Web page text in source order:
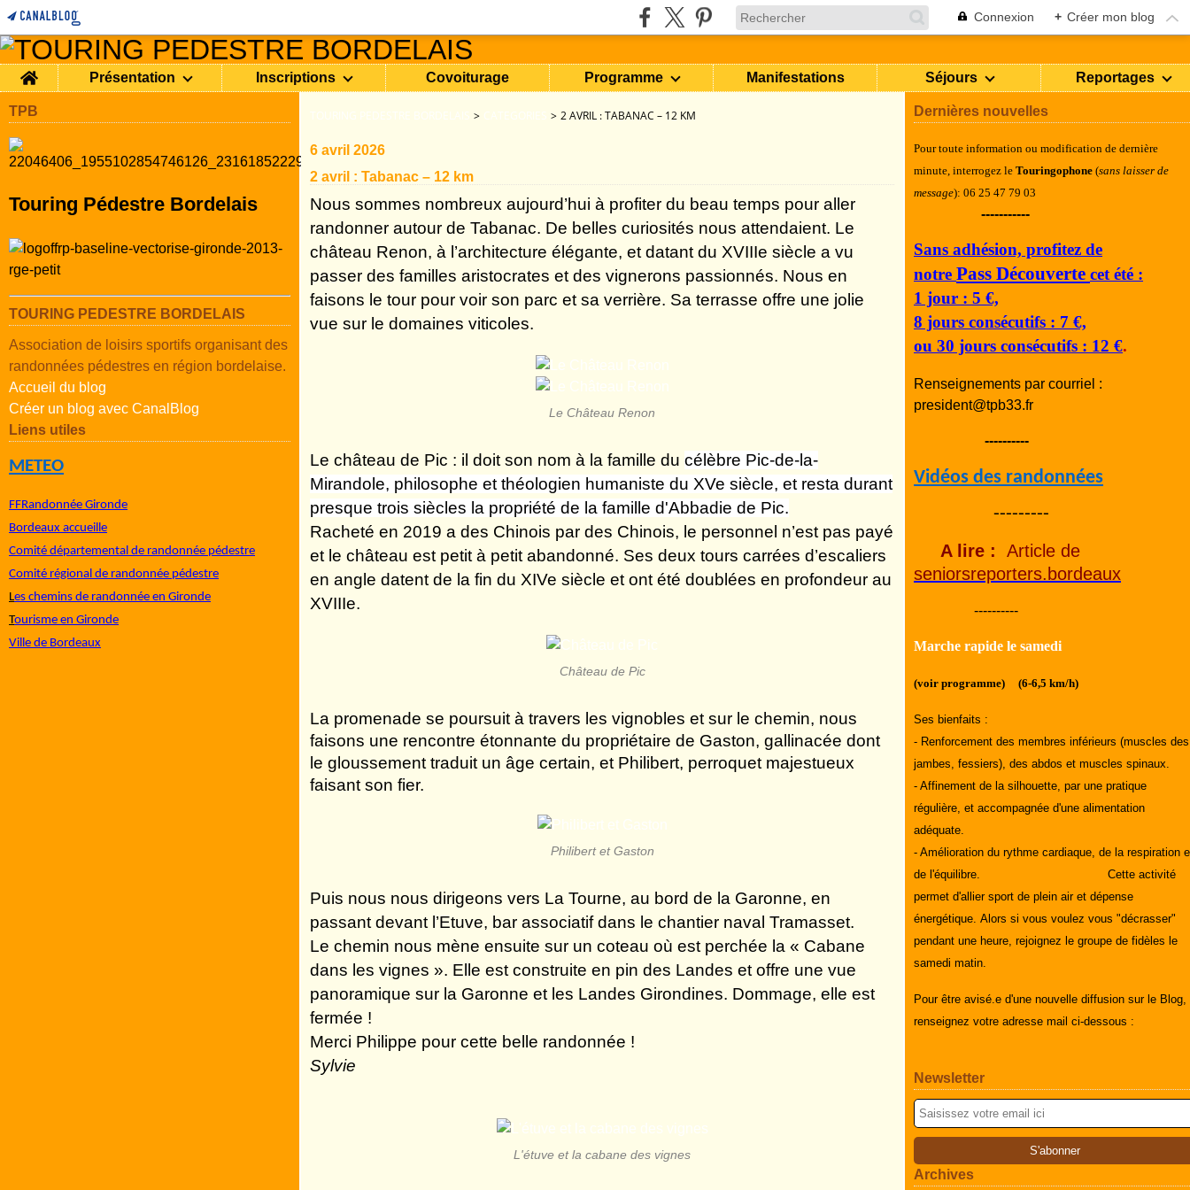
Connexion + Créer mon blog
Home Présentation Inscriptions Covoiturage Programme Manifestations Séjours Reportages
TPB
Touring Pédestre Bordelais
TOURING PEDESTRE BORDELAIS
Association de loisirs sportifs organisant des
randonnées pédestres en région bordelaise.
Accueil du blog
Créer un blog avec CanalBlog
Liens utiles
METEO
FFRandonnée Gironde
Bordeaux accueille
Comité départemental de randonnée pédestre
Comité régional de randonnée pédestre
Les chemins de randonnée en Gironde
Tourisme en Gironde
Ville de Bordeaux
TOURING PEDESTRE BORDELAIS > CATEGORIES > 2 AVRIL : TABANAC – 12 KM
6 avril 2026
2 avril : Tabanac – 12 km
Nous sommes nombreux aujourd’hui à profiter du beau temps pour aller
randonner autour de Tabanac. De belles curiosités nous attendaient. Le
château Renon, à l’architecture élégante, et datant du XVIIIe siècle a vu
passer des familles aristocrates et des vignerons passionnés. Nous en
faisons le tour pour voir son parc et sa verrière. Sa terrasse offre une jolie
vue sur le domaines viticoles.
Le Château Renon
Le château de Pic : il doit son nom à la famille du célèbre Pic-de-la-
Mirandole, philosophe et théologien humaniste du XVe siècle, et resta durant
presque trois siècles la propriété de la famille d'Abbadie de Pic.
Racheté en 2019 a des Chinois par des Chinois, le personnel n’est pas payé
et le château est petit à petit abandonné. Ses deux tours carrées d’escaliers
en angle datent de la fin du XIVe siècle et ont été doublées en profondeur au
XVIIIe.
Château de Pic
La promenade se poursuit à travers les vignobles et sur le chemin, nous
faisons une rencontre étonnante du propriétaire de Gaston, gallinacée dont
le gloussement traduit un âge certain, et Philibert, perroquet majestueux
faisant son fier.
Philibert et Gaston
Puis nous nous dirigeons vers La Tourne, au bord de la Garonne, en
passant devant l’Etuve, bar associatif dans le chantier naval Tramasset.
Le chemin nous mène ensuite sur un coteau où est perchée la « Cabane
dans les vignes ». Elle est construite en pin des Landes et offre une vue
panoramique sur la Garonne et les Landes Girondines. Dommage, elle est
fermée !
Merci Philippe pour cette belle randonnée !
Sylvie
L'étuve et la cabane des vignes
Dernières nouvelles
Pour toute information ou modification de dernière
minute, interrogez le Touringophone (sans laisser de
message): 06 25 47 79 03
-----------
Sans adhésion, profitez de
notre Pass Découverte cet été :
1 jour : 5 €,
8 jours consécutifs : 7 €,
ou 30 jours consécutifs : 12 €.
Renseignements par courriel :
president@tpb33.fr
----------
Vidéos des randonnées
---------
A lire : Article de
seniorsreporters.bordeaux
----------
Marche rapide le samedi
(voir programme) (6-6,5 km/h)
Ses bienfaits :
- Renforcement des membres inférieurs (muscles des
jambes, fessiers), des abdos et muscles spinaux.
- Affinement de la silhouette, par une pratique
régulière, et accompagnée d'une alimentation
adéquate.
- Amélioration du rythme cardiaque, de la respiration
de l'équilibre. Cette activité
permet d'allier sport de plein air et dépense
énergétique. Alors si vous voulez vous "décrasser"
pendant une heure, rejoignez le groupe de fidèles le
samedi matin.
Pour être avisé.e d'une nouvelle diffusion sur le Blog,
renseignez votre adresse mail ci-dessous :
Newsletter
Archives